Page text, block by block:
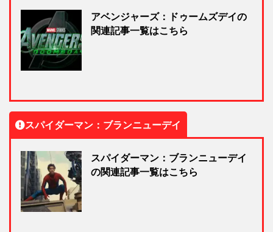
アベンジャーズ：ドゥームズデイの
関連記事一覧はこちら
スパイダーマン：ブランニューデイ
スパイダーマン：ブランニューデイ
の関連記事一覧はこちら